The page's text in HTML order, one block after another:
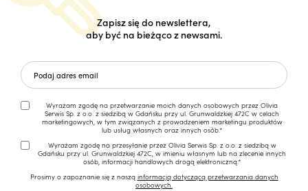
Zapisz się do newslettera,
aby być na bieżąco z newsami.
Wyrażam zgodę na przetwarzanie moich danych osobowych przez Olivia
Serwis Sp. z o.o. z siedzibą w Gdańsku przy ul. Grunwaldzkiej 472C w celach
marketingowych, w tym związanych z prowadzeniem marketingu produktów
lub usług własnych oraz innych osób.*
Wyrażam zgodę na przesyłanie przez Olivia Serwis Sp. z o.o. z siedzibą w
Gdańsku przy ul. Grunwaldzkiej 472C, w imieniu własnym lub na zlecenie innych
osób, informacji handlowych drogą elektroniczną.*
Prosimy o zapoznanie się z naszą informacją dotyczącą przetwarzania danych
osobowych.